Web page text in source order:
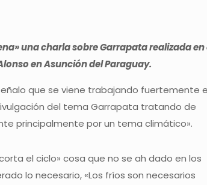
una charla sobre Garrapata realizada en
en Asunción del Paraguay.
que se viene trabajando fuertemente
del tema Garrapata tratando de
principalmente por un tema climático».
el ciclo» cosa que no se ah dado en los
lo necesario, «Los fríos son necesarios